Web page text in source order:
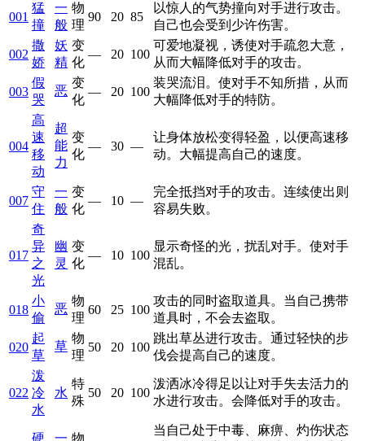
001
猛
撞
一
般
物
理
90 20 85
以惊人的气势撞向对手进行攻击。
自己也会受到少许伤害。
002
撒
娇
妖
精
变
化
— 20 100
可爱地凝视，诱使对手疏忽大意，
从而大幅降低对手的攻击。
003
假
哭
恶
变
化
— 20 100
装哭流泪。使对手不知所措，从而
大幅降低对手的特防。
004
高
速
移
动
超
能
力
变
化
— 30 —
让身体放松变得轻盈，以便高速移
动。大幅提高自己的速度。
007
守
住
一
般
变
化
— 10 —
完全抵挡对手的攻击。连续使出则
容易失败。
017
奇
异
之
光
幽
灵
变
化
— 10 100
显示奇怪的光，扰乱对手。使对手
混乱。
018
小
偷
恶
物
理
60 25 100
攻击的同时盗取道具。当自己携带
道具时，不会去盗取。
020
起
草
草
物
理
50 20 100
跳出草丛进行攻击。通过轻快的步
伐会提高自己的速度。
022
泼
冷
水
水
特
殊
50 20 100
泼洒冰冷得足以让对手失去活力的
水进行攻击。会降低对手的攻击。
当自己处于中毒、麻痹、灼伤状态